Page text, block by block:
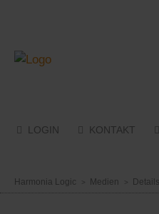
LOGIN KONTAKT
Harmonia Logic Medien Details